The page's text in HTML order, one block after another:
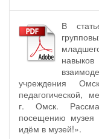
В
учреждения
педагогической,
г. Омск.
посещению музея
идём в музей!».